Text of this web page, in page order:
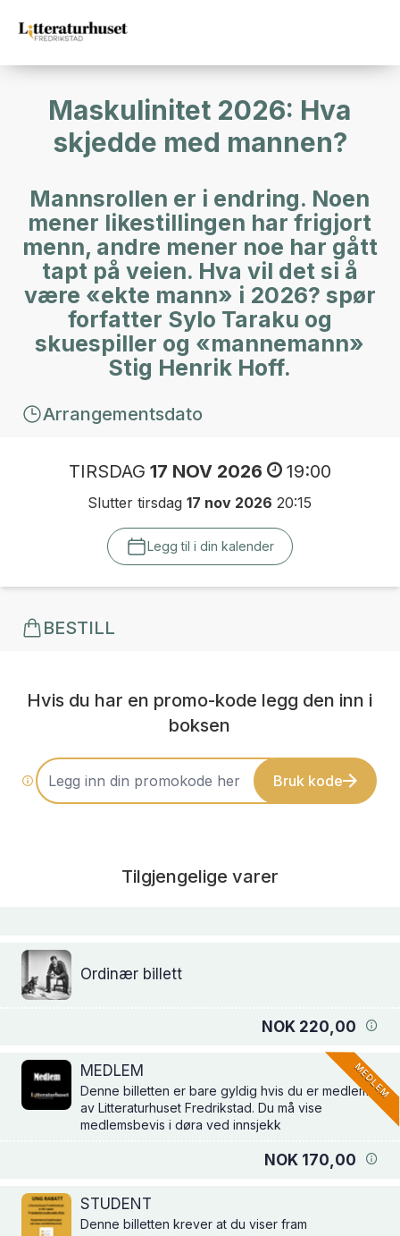
Maskulinitet 2026: Hva
skjedde med mannen?
Mannsrollen er i endring. Noen
mener likestillingen har frigjort
menn, andre mener noe har gått
tapt på veien. Hva vil det si å
være «ekte mann» i 2026? spør
forfatter Sylo Taraku og
skuespiller og «mannemann»
Stig Henrik Hoff.
Arrangementsdato
TIRSDAG 17 NOV 2026 19:00
Slutter tirsdag17 nov 2026 20:15
Legg til i din kalender
BESTILL
Hvis du har en promo-kode legg den inn i
boksen
Bruk kode
Tilgjengelige varer
Ordinær billett
NOK 220,00
MEDLEM
Denne billetten er bare gyldig hvis du er medlem
av Litteraturhuset Fredrikstad. Du må vise
medlemsbevis i døra ved innsjekk
NOK 170,00
MEDLEM
STUDENT
Denne billetten krever at du viser fram